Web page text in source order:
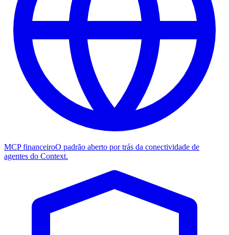
MCP financeiroO padrão aberto por trás da conectividade de
agentes do Context.